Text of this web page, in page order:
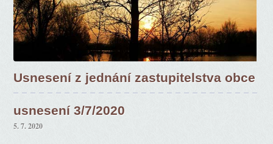
Usnesení z jednání zastupitelstva obce
usnesení 3/7/2020
5. 7. 2020